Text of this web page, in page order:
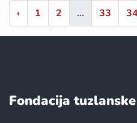
‹ 1 2 ... 33
Fondacija